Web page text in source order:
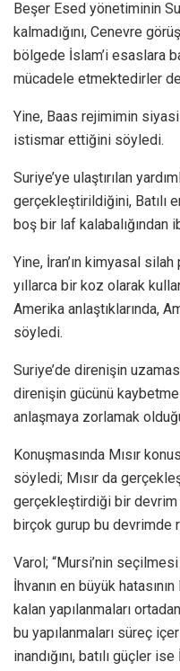
Beşer Esed yönetiminin
kalmadığını, Cenevre
bölgede İslam’i esaslara
mücadele etmektedirler
Yine, Baas rejimimin
istismar ettiğini söyledi.
Suriye’ye ulaştırılan
gerçekleştirildiğini, Batılı
boş bir laf kalabalığından
Yine, İran’ın kimyasal silah
yıllarca bir koz olarak
Amerika anlaştıklarında,
söyledi.
Suriye’de direnişin
direnişin gücünü
anlaşmaya zorlamak
Konuşmasında Mısır
söyledi; Mısır da
gerçekleştirdiği bir devrim
birçok gurup bu devrimde
Varol; “Mursi’nin
İhvanın en büyük
kalan yapılanmaları
bu yapılanmaları süreç
inandığını, batılı güçler